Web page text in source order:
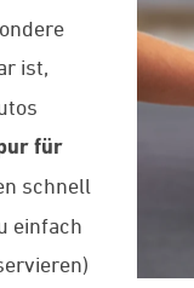
ist,
für
schnell
einfach